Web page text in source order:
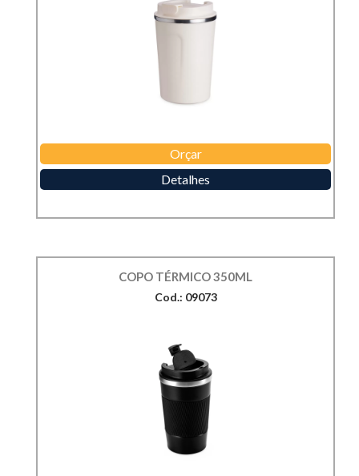
Orçar
Detalhes
COPO TÉRMICO 350ML
Cod.: 09073